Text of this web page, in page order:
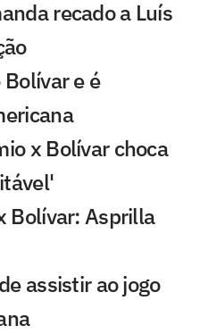
recado a Luís
e é
x Bolívar choca
Bolívar: Asprilla
assistir ao jogo